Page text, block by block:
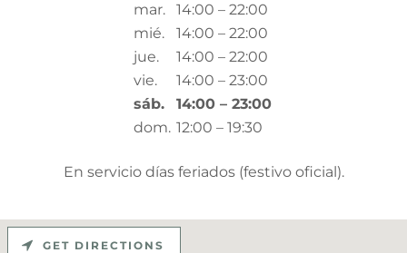
mar.
14:00 – 22:00
mié.
14:00 – 22:00
jue.
14:00 – 22:00
vie.
14:00 – 23:00
sáb.
14:00 – 23:00
dom. 12:00 – 19:30
En servicio días feriados (festivo oficial).
GET DIRECTIONS